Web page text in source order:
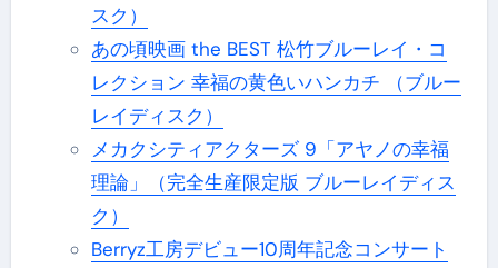
スク）
あの頃映画 the BEST 松竹ブルーレイ・コ
レクション 幸福の黄色いハンカチ （ブルー
レイディスク）
メカクシティアクターズ 9「アヤノの幸福
理論」（完全生産限定版 ブルーレイディス
ク）
Berryz工房デビュー10周年記念コンサート